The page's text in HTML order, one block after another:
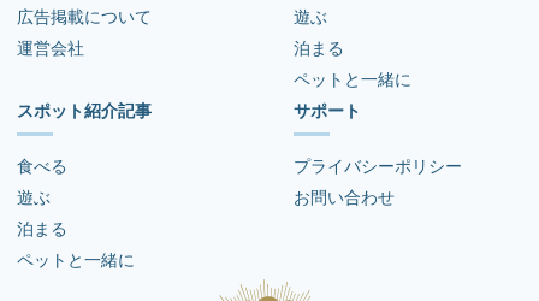
広告掲載について
運営会社
遊ぶ
泊まる
ペットと一緒に
スポット紹介記事
食べる
遊ぶ
泊まる
ペットと一緒に
サポート
プライバシーポリシー
お問い合わせ